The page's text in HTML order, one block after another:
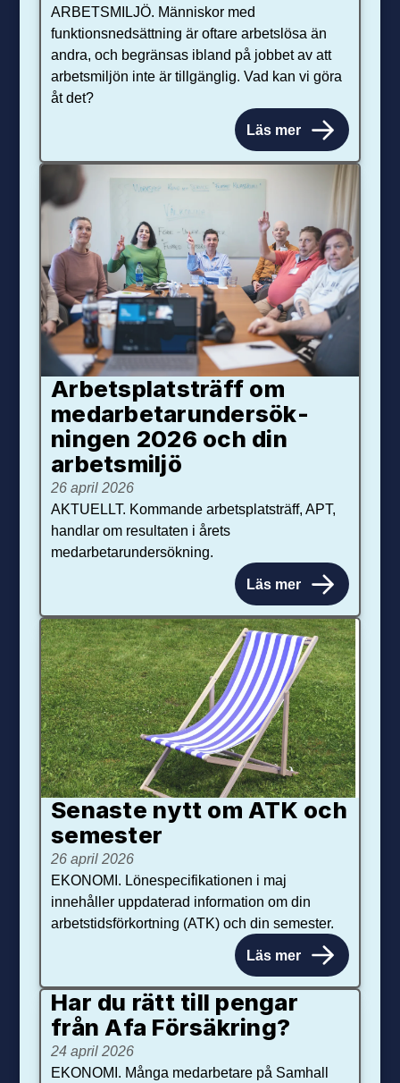
ARBETSMILJÖ. Människor med
funktionsnedsättning är oftare arbetslösa än
andra, och begränsas ibland på jobbet av att
arbetsmiljön inte är tillgänglig. Vad kan vi göra
åt det?
Läs mer
Arbetsplats­träff om
med­arbetar­under­sök­
ningen 2026 och din
arbets­miljö
26 april 2026
AKTUELLT. Kommande arbetsplatsträff, APT,
handlar om resultaten i årets
medarbetarundersökning.
Läs mer
Senaste nytt om ATK och
se­mester
26 april 2026
EKONOMI. Lönespecifikationen i maj
innehåller uppdaterad information om din
arbetstidsförkortning (ATK) och din semester.
Läs mer
Har du rätt till pengar
från Afa Försäkring?
24 april 2026
EKONOMI. Många medarbetare på Samhall